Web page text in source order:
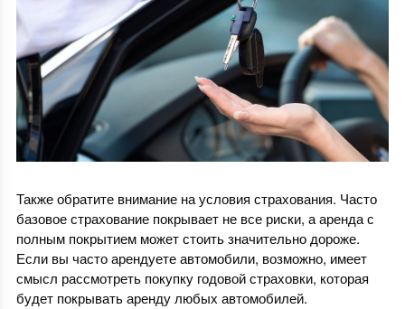
Также обратите внимание на условия страхования. Часто
базовое страхование покрывает не все риски, а аренда с
полным покрытием может стоить значительно дороже.
Если вы часто арендуете автомобили, возможно, имеет
смысл рассмотреть покупку годовой страховки, которая
будет покрывать аренду любых автомобилей.